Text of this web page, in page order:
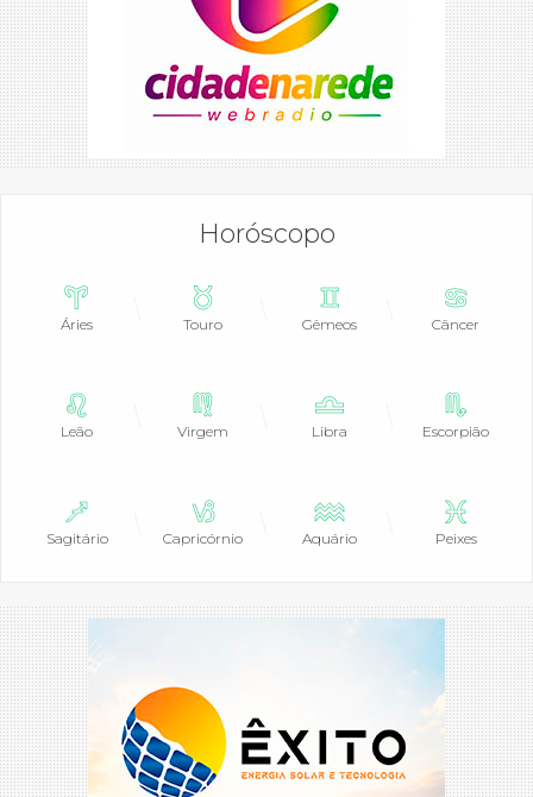
Horóscopo
Áries Touro Gêmeos Câncer
Leão Virgem Libra Escorpião
Sagitário Capricórnio Aquário Peixes